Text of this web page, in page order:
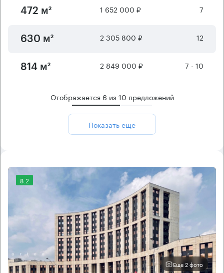
472 м² 1 652 000 ₽ 7
630 м² 2 305 800 ₽ 12
814 м² 2 849 000 ₽ 7 - 10
Отображается 6 из10 предложений
Показать ещё
8.2
Еще 2 фото